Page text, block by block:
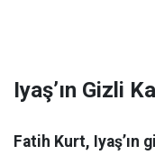
Iyaş’ın Gizli
Fatih Kurt, Iyaş’ın